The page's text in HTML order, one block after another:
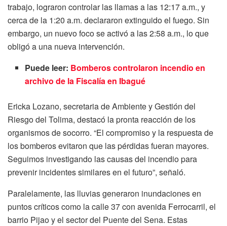
trabajo, lograron controlar las llamas a las 12:17 a.m., y
cerca de la 1:20 a.m. declararon extinguido el fuego. Sin
embargo, un nuevo foco se activó a las 2:58 a.m., lo que
obligó a una nueva intervención.
Puede leer: Bomberos controlaron incendio en
archivo de la Fiscalía en Ibagué
Ericka Lozano, secretaria de Ambiente y Gestión del
Riesgo del Tolima, destacó la pronta reacción de los
organismos de socorro. “El compromiso y la respuesta de
los bomberos evitaron que las pérdidas fueran mayores.
Seguimos investigando las causas del incendio para
prevenir incidentes similares en el futuro”, señaló.
Paralelamente, las lluvias generaron inundaciones en
puntos críticos como la calle 37 con avenida Ferrocarril, el
barrio Pijao y el sector del Puente del Sena. Estas